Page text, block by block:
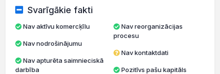
Svarīgākie fakti
Nav aktīvu komercķīlu
Nav nodrošinājumu
darbība
Nav reorganizācijas
procesu
Nav kontaktdati
Pozitīvs pašu kapitāls